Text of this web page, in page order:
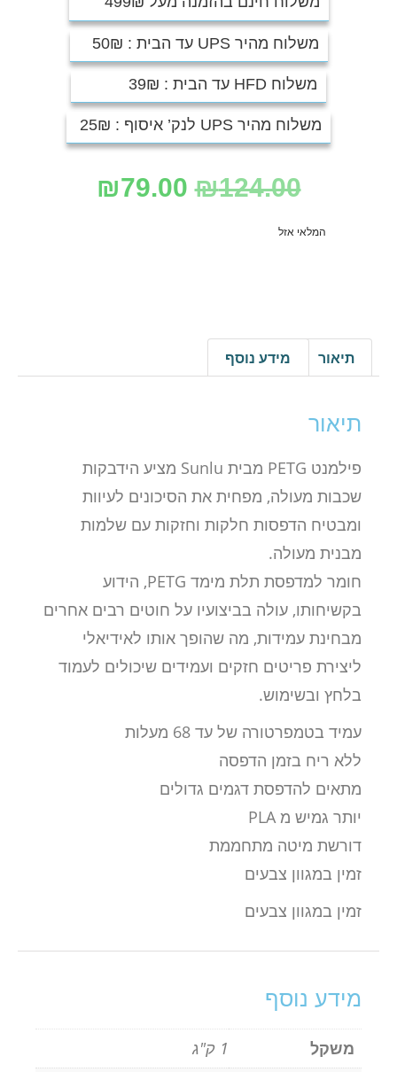
משלוח מהיר UPS עד הבית : 50₪
משלוח HFD עד הבית : 39₪
משלוח מהיר UPS לנק’ איסוף : 25₪
₪124.00
₪79.00
המלאי אזל
תיאור מידע נוסף
תיאור
פילמנט PETG מבית Sunlu מציע הידבקות
שכבות מעולה, מפחית את הסיכונים לעיוות
ומבטיח הדפסות חלקות וחזקות עם שלמות
מבנית מעולה.
חומר למדפסת תלת מימד PETG, הידוע
בקשיחותו, עולה בביצועיו על חוטים רבים אחרים
מבחינת עמידות, מה שהופך אותו לאידיאלי
ליצירת פריטים חזקים ועמידים שיכולים לעמוד
בלחץ ובשימוש.
עמיד בטמפרטורה של עד 68 מעלות
ללא ריח בזמן הדפסה
מתאים להדפסת דגמים גדולים
יותר גמיש מ PLA
דורשת מיטה מתחממת
זמין במגוון צבעים
זמין במגוון צבעים
מידע נוסף
משקל 1 ק"ג